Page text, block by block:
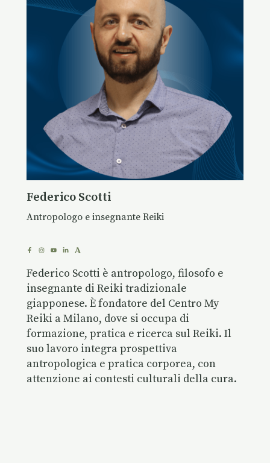
Federico Scotti
Antropologo e insegnante Reiki
Federico Scotti è antropologo, filosofo e
insegnante di Reiki tradizionale
giapponese. È fondatore del Centro My
Reiki a Milano, dove si occupa di
formazione, pratica e ricerca sul Reiki. Il
suo lavoro integra prospettiva
antropologica e pratica corporea, con
attenzione ai contesti culturali della cura.